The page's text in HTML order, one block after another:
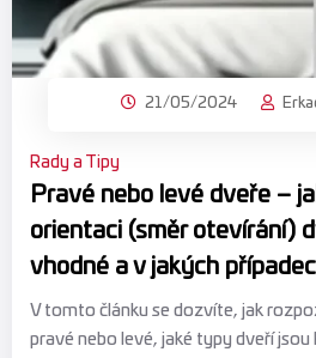
21/05/2024
Rady a Tipy
Pravé nebo levé dveře –
orientaci (směr otevírání)
vhodné a v jakých
V tomto článku se dozvíte, jak
pravé nebo levé, jaké typy dveří jsou